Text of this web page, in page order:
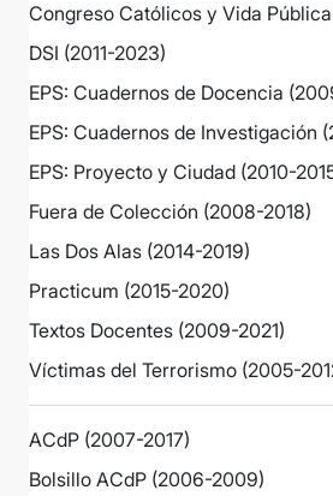
Congreso Católicos y Vida
DSI (2011-2023)
EPS: Cuadernos de Docencia
EPS: Cuadernos de Investigación
EPS: Proyecto y Ciudad (2010-
Fuera de Colección (2008-2018)
Las Dos Alas (2014-2019)
Practicum (2015-2020)
Textos Docentes (2009-2021)
Víctimas del Terrorismo (2005-
ACdP (2007-2017)
Bolsillo ACdP (2006-2009)